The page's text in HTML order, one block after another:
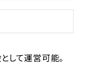
して運営可能。